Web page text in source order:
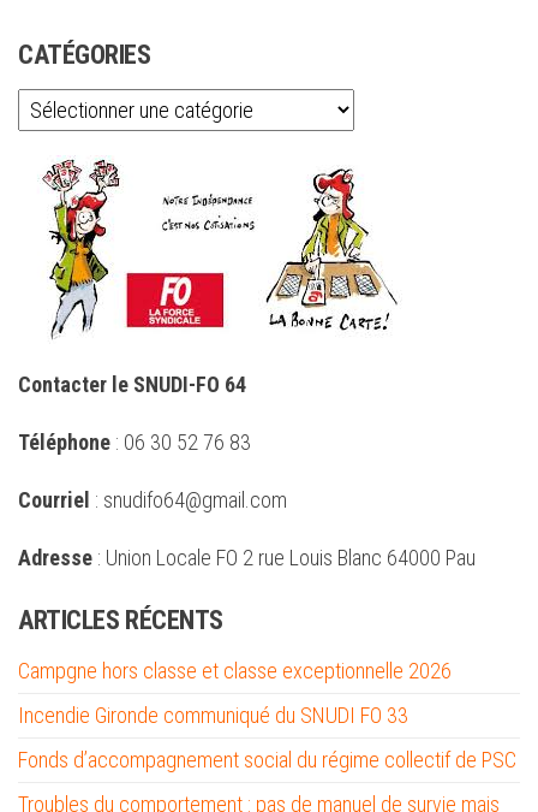
CATÉGORIES
Catégories
Contacter le SNUDI-FO 64
Téléphone : 06 30 52 76 83
Courriel : snudifo64@gmail.com
Adresse : Union Locale FO 2 rue Louis Blanc 64000 Pau
ARTICLES RÉCENTS
Campgne hors classe et classe exceptionnelle 2026
Incendie Gironde communiqué du SNUDI FO 33
Fonds d’accompagnement social du régime collectif de PSC
Troubles du comportement : pas de manuel de survie mais